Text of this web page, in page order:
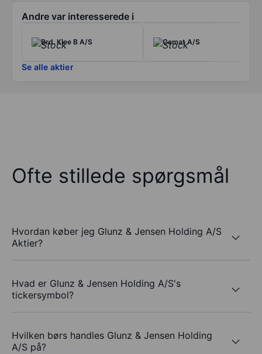
Andre var interesserede i
Brd. Klee B A/S Cemat A/S
Se alle aktier
Ofte stillede spørgsmål
Hvordan køber jeg Glunz & Jensen Holding A/S
Aktier?
Hvad er Glunz & Jensen Holding A/S's
tickersymbol?
Hvilken børs handles Glunz & Jensen Holding
A/S på?